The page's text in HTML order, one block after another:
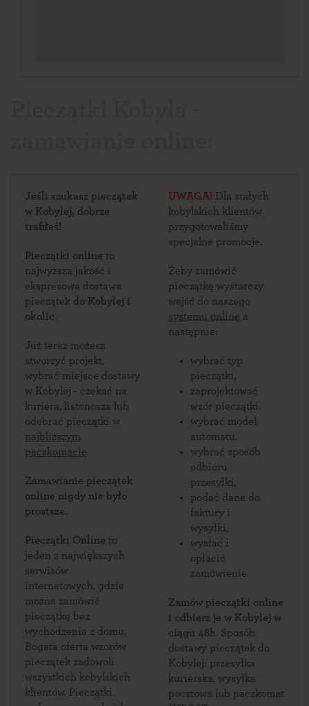
Jeśli szukasz pieczątek
w Kobylej, dobrze
trafiłeś!
Pieczątki online to
najwyższa jakość i
ekspresowa dostawa
pieczątek do Kobylej i
okolic.
Już teraz możesz
stworzyć projekt,
wybrać miejsce dostawy
w Kobylej - czekać na
kuriera, listonosza lub
odebrać pieczątki w
najbliższym
paczkomacie.
Zamawianie pieczątek
online nigdy nie było
prostsze.
Pieczątki Online to
jeden z największych
serwisów
internetowych, gdzie
można zamówić
pieczątkę bez
wychodzenia z domu.
Bogata oferta wzorów
pieczątek zadowoli
wszystkich kobylskich
klientów. Pieczątki
UWAGA! Dla stałych
kobylskich klientów
przygotowaliśmy
specjalne promocje.
Żeby zamówić
pieczątkę wystarczy
wejść do naszego
systemu online a
następnie:
wybrać typ
pieczątki,
zaprojektować
wzór pieczątki.
wybrać model
automatu.
wybrać sposób
odbioru
przesyłki,
podać dane do
faktury i
wysyłki,
wysłać i
opłacić
zamówienie.
Zamów pieczątki online
i odbierz je w Kobylej w
ciągu 48h. Sposób
dostawy pieczątek do
Kobylej: przesyłka
kurierska, wysyłka
pocztowa lub paczkomat